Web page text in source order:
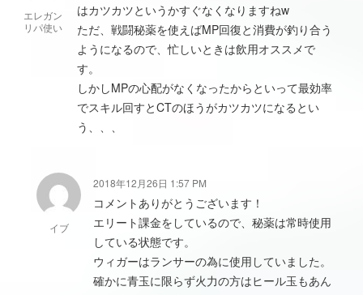
エレガン
リパ使い
はカツカツというかすぐなくなりますねw
ただ、戦闘秘薬を使えばMP回復と消費が釣り合う
ようになるので、忙しいときは飲用オススメで
す。
しかしMPの心配がなくなったからといって最効率
でスキル回すとCTのほうがカツカツになるとい
う、、、
イブ
2018年12月26日 1:57 PM
コメントありがとうございます！
エリート課金をしているので、秘薬は常時使用
している状態です。
ウィガーはランサーの為に使用していました。
確かに青玉に限らず火力の方はヒール玉もあん